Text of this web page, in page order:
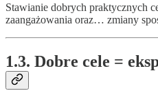
Stawianie dobrych praktycznych
zaangażowania oraz… zmiany
1.3. Dobre cele =